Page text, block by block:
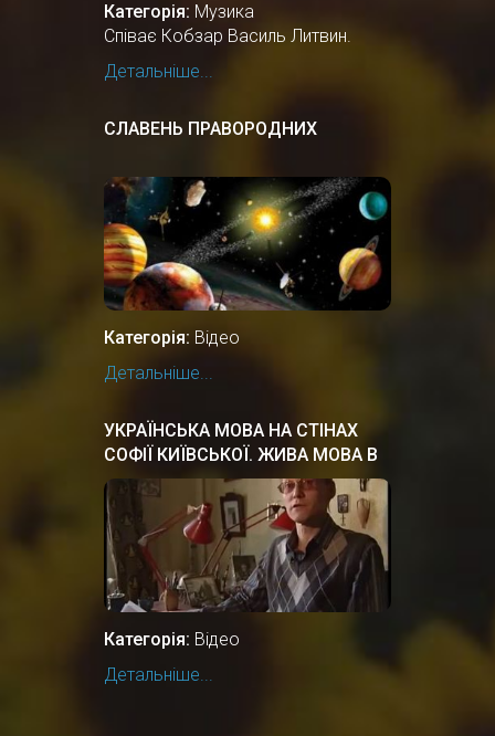
Категорія: Музика
Співає Кобзар Василь Литвин.
Детальніше...
СЛАВЕНЬ ПРАВОРОДНИХ
Категорія: Відео
Детальніше...
УКРАЇНСЬКА МОВА НА СТІНАХ
СОФІЇ КИЇВСЬКОЇ. ЖИВА МОВА В
КИЇВСЬКІЙ РУСІ
Категорія: Відео
Детальніше...